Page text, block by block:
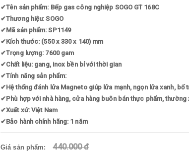
✔Tên sản phẩm: Bếp gas công nghiệp SOGO GT 168C
✔Thương hiệu: SOGO
✔Mã sản phẩm: SP1149
✔Kích thước: (550 x 330 x 140) mm
✔Trọng lượng: 7600 gam
✔Chất liệu: gang, inox bền bỉ với thời gian
✔Tính năng sản phẩm:
✔Hệ thống đánh lửa Magneto giúp lửa mạnh, ngọn lửa xanh,
✔Phù hợp với nhà hàng, cửa hàng buôn bán thực phẩm,
✔Xuất xứ: Việt Nam
✔Bảo hành chính hãng: 1 năm
Giá sản phẩm: 440.000 đ